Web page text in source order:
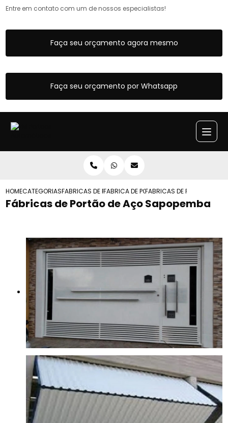
Entre em contato com um de nossos especialistas!
Faça seu orçamento agora mesmo
Faça seu orçamento por Whatsapp
HOMECATEGORIASFABRICAS DE PORTOESFABRICA DE PORTAO DE GARAGEM
FABRICAS DE PORTAO DE
Fábricas de Portão de Aço Sapopemba